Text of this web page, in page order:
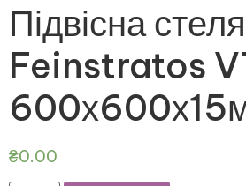
Підвісна
Feinstratos
₴0.00